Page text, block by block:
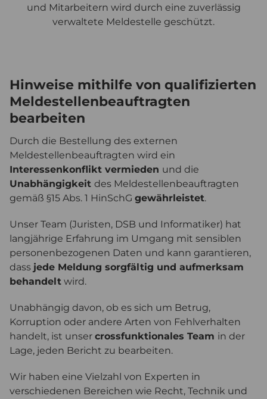
und Mitarbeitern wird durch eine zuverlässig
verwaltete Meldestelle geschützt.
Hinweise mithilfe von qualifizierten
Meldestellenbeauftragten
bearbeiten
Durch die Bestellung des externen
Meldestellenbeauftragten wird ein
Interessenkonflikt vermieden und die
Unabhängigkeit des Meldestellenbeauftragten
gemäß §15 Abs. 1 HinSchG gewährleistet.
Unser Team (Juristen, DSB und Informatiker) hat
langjährige Erfahrung im Umgang mit sensiblen
personenbezogenen Daten und kann garantieren,
dass jede Meldung sorgfältig und aufmerksam
behandelt wird.
Unabhängig davon, ob es sich um Betrug,
Korruption oder andere Arten von Fehlverhalten
handelt, ist unser crossfunktionales Team in der
Lage, jeden Bericht zu bearbeiten.
Wir haben eine Vielzahl von Experten in
verschiedenen Bereichen wie Recht, Technik und